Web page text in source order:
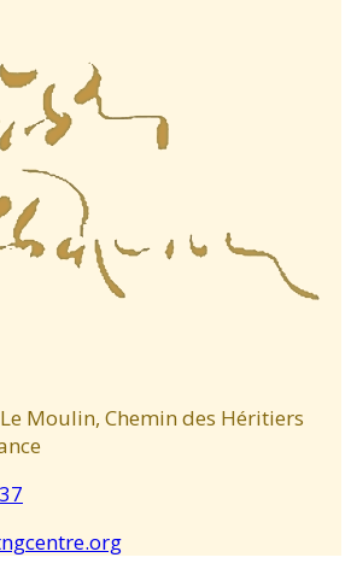
Moulin, Chemin des Héritiers